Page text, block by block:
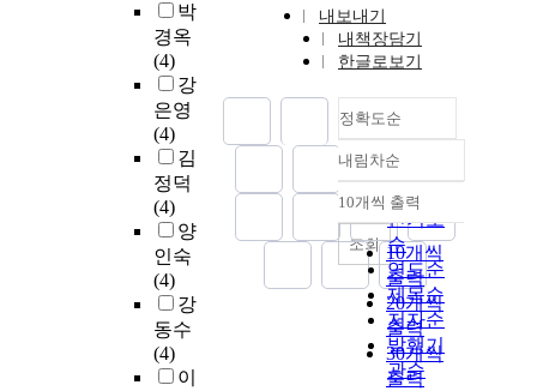
박
경옥
(4)
강
은영
(4)
김
정덕
(4)
양
인숙
(4)
강
동수
(4)
이
내보내기
내책장담기
한글로보기
정확도순
정확도
순
인기도
순
연도순
제목순
저자순
발행기
관순
내림차순
내림차순
10개씩 출력
10개씩
출력
20개씩
출력
30개씩
출력
조회